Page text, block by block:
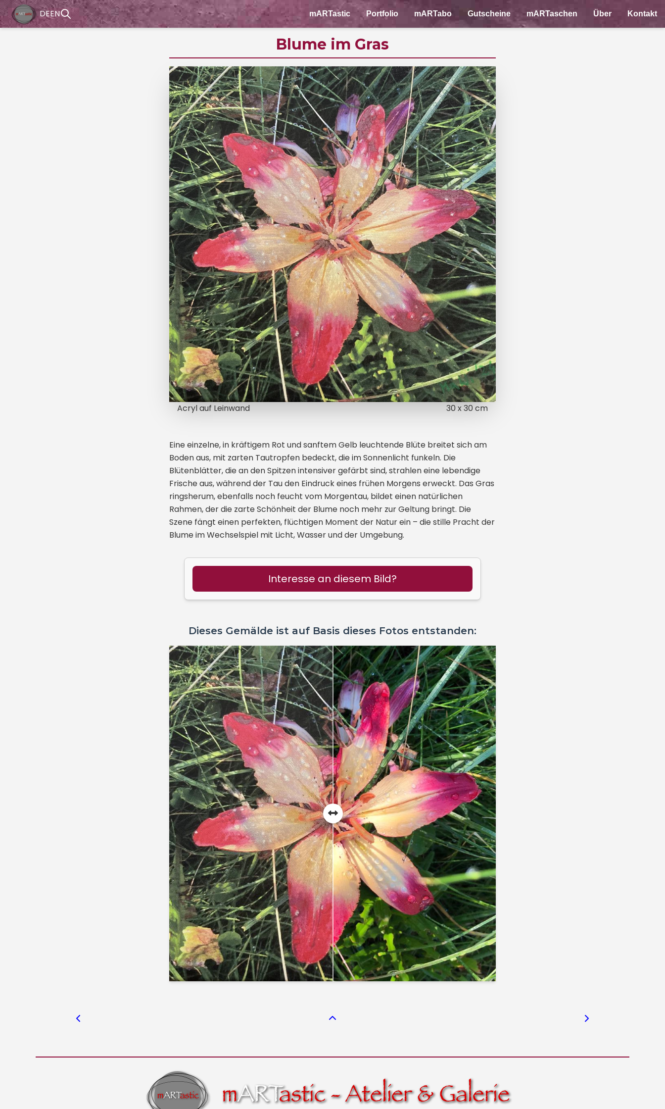
DEEN mARTastic Portfolio mARTabo Gutscheine mARTaschen Über Kontakt
Blume im Gras
Acryl auf Leinwand 30 x 30 cm
Eine einzelne, in kräftigem Rot und sanftem Gelb leuchtende Blüte breitet sich am
Boden aus, mit zarten Tautropfen bedeckt, die im Sonnenlicht funkeln. Die
Blütenblätter, die an den Spitzen intensiver gefärbt sind, strahlen eine lebendige
Frische aus, während der Tau den Eindruck eines frühen Morgens erweckt. Das Gras
ringsherum, ebenfalls noch feucht vom Morgentau, bildet einen natürlichen
Rahmen, der die zarte Schönheit der Blume noch mehr zur Geltung bringt. Die
Szene fängt einen perfekten, flüchtigen Moment der Natur ein – die stille Pracht der
Blume im Wechselspiel mit Licht, Wasser und der Umgebung.
Interesse an diesem Bild?
Dieses Gemälde ist auf Basis dieses Fotos entstanden: